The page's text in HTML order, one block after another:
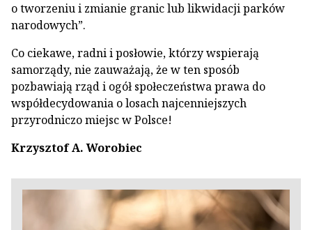
o tworzeniu i zmianie granic lub likwidacji parków
narodowych”.
Co ciekawe, radni i posłowie, którzy wspierają
samorządy, nie zauważają, że w ten sposób
pozbawiają rząd i ogół społeczeństwa prawa do
współdecydowania o losach najcenniejszych
przyrodniczo miejsc w Polsce!
Krzysztof A. Worobiec